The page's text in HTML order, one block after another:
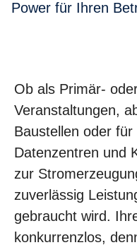
Power für Ihren
Ob als Primär-
Veranstaltungen,
Baustellen oder
Datenzentren und
zur
zuverlässig
gebraucht wird.
konkurrenzlos,